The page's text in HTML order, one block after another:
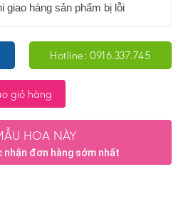
giao hàng sản phẩm bị lỗi
Hotline: 0916.337.745
giỏ hàng
HOA NÀY
nhận đơn hàng sớm nhất